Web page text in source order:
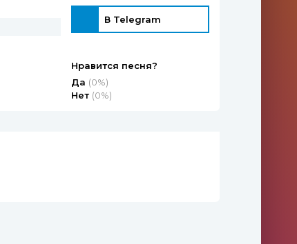
В Telegram
Нравится песня?
Да (0%)
Нет (0%)